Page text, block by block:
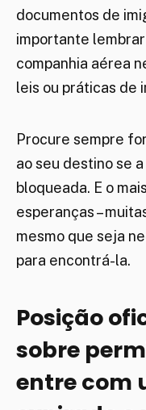
documentos de
importante
companhia aérea
leis ou práticas de
Procure sempre
ao seu destino se
bloqueada. E o
esperanças –
mesmo que seja
para encontrá-la.
Posição
sobre
entre com